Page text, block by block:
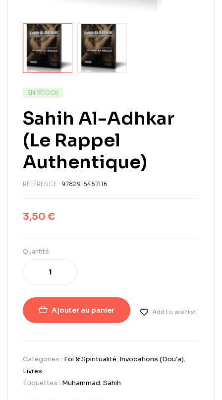
EN STOCK
Sahih Al-Adhkar
(Le Rappel
Authentique)
RÉFÉRENCE : 9782916457116
3,50 €
Quantité
Ajouter au panier Add to wishlist
Catégories : Foi & Spiritualité, Invocations (Dou'a),
Livres
Étiquettes : Muhammad,Sahih